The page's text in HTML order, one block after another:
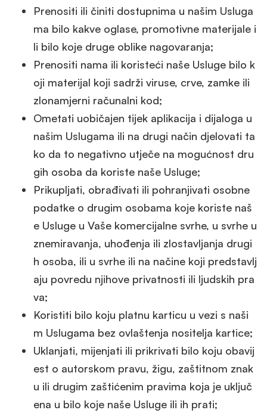
Prenositi ili činiti dostupnima u našim Usluga
ma bilo kakve oglase, promotivne materijale i
li bilo koje druge oblike nagovaranja;
Prenositi nama ili koristeći naše Usluge bilo k
oji materijal koji sadrži viruse, crve, zamke ili
zlonamjerni računalni kod;
Ometati uobičajen tijek aplikacija i dijaloga u
našim Uslugama ili na drugi način djelovati ta
ko da to negativno utječe na mogućnost dru
gih osoba da koriste naše Usluge;
Prikupljati, obrađivati ili pohranjivati osobne
podatke o drugim osobama koje koriste naš
e Usluge u Vaše komercijalne svrhe, u svrhe u
znemiravanja, uhođenja ili zlostavljanja drugi
h osoba, ili u svrhe ili na načine koji predstavlj
aju povredu njihove privatnosti ili ljudskih pra
va;
Koristiti bilo koju platnu karticu u vezi s naši
m Uslugama bez ovlaštenja nositelja kartice;
Uklanjati, mijenjati ili prikrivati bilo koju obavij
est o autorskom pravu, žigu, zaštitnom znak
u ili drugim zaštićenim pravima koja je uključ
ena u bilo koje naše Usluge ili ih prati;